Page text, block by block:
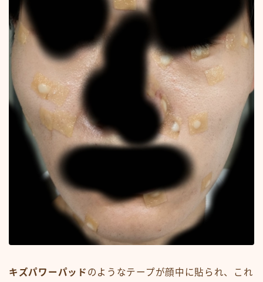
キズパワーパッド のようなテープが顔中に貼られ、これ